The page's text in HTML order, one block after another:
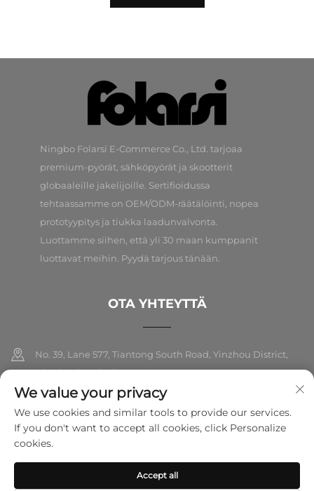
Ningbo Folarsi E-Commerce Co., Ltd. tarjoaa
premium-pyörät, sähköpyörät ja skootterit
globaaleille jakelijoille. Sertifioidussa
tehtaassamme on OEM/ODM-räätälöinti, nopea
prototyypitys ja tiukka laadunvalvonta.
Luottamme siihen, että yli 30 maan kumppanit
luottavat meihin. Pyydä tarjous tänään.
OTA YHTEYTTÄ
No. 39, Lane 577, Tiantong South Road, Yinzhou District,
Ningbo City, Zhejiang
+86-18989326021
[email protected]
Tekijänoikeus © 2026 Ningbo Folarsi E-Commerce Co., Ltd. Kaikki
We value your privacy
We use cookies and similar tools to provide our services.
If you don't want to accept all cookies, click Personalize
cookies.
Accept all